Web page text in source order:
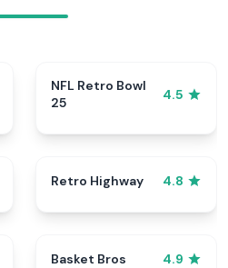
NFL Retro Bowl
25
4.5
Retro Highway 4.8
Basket Bros 4.9